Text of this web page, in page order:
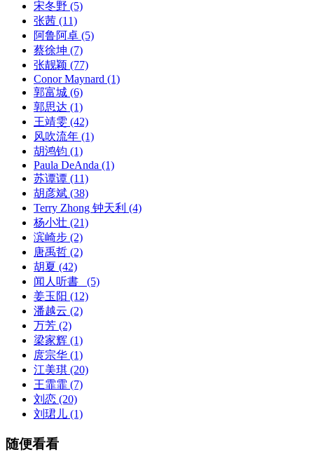
宋冬野 (5)
张茜 (11)
阿鲁阿卓 (5)
蔡徐坤 (7)
张靓颖 (77)
Conor Maynard (1)
郭富城 (6)
郭思达 (1)
王靖雯 (42)
风吹流年 (1)
胡鸿钧 (1)
Paula DeAnda (1)
苏谭谭 (11)
胡彦斌 (38)
Terry Zhong 钟天利 (4)
杨小壮 (21)
滨崎步 (2)
唐禹哲 (2)
胡夏 (42)
闻人听書_
(5)
姜玉阳 (12)
潘越云 (2)
万芳 (2)
梁家辉 (1)
庹宗华 (1)
江美琪 (20)
王霏霏 (7)
刘恋 (20)
刘珺儿 (1)
随便看看